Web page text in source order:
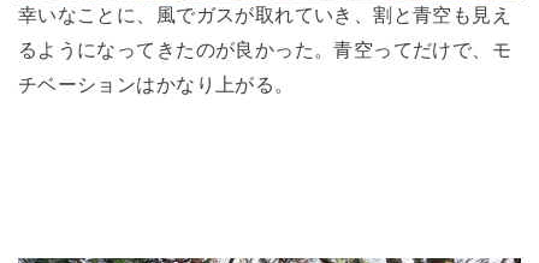
幸いなことに、風でガスが取れていき、割と青空も見え
るようになってきたのが良かった。青空ってだけで、モ
チベーションはかなり上がる。